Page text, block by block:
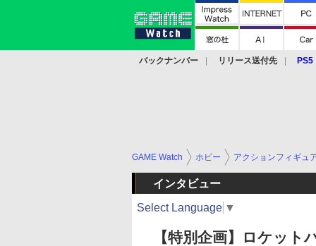
バックナンバー リリース送付先
PS5
GAME Watch ホビー アクションフィギュ
インタビュー
Select Language ▼
【特別企画】ロケッ